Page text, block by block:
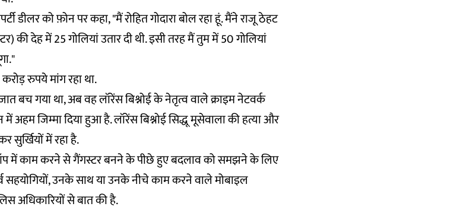
डीलर को फ़ोन पर कहा, "मैं रोहित गोदारा बोल रहा हूं. मैंने राजू ठेहट
की देह में 25 गोलियां उतार दी थी. इसी तरह मैं तुम में 50 गोलियां
करोड़ रुपये मांग रहा था.
बच गया था, अब वह लॉरेंस बिश्नोई के नेतृत्व वाले क्राइम नेटवर्क
अहम जिम्मा दिया हुआ है. लॉरेंस बिश्नोई सिद्धू मूसेवाला की हत्या और
में रहा है.
शॉप में काम करने से गैंगस्टर बनने के पीछे हुए बदलाव को समझने के लिए
सहयोगियों, उनके साथ या उनके नीचे काम करने वाले मोबाइल
अधिकारियों से बात की है.